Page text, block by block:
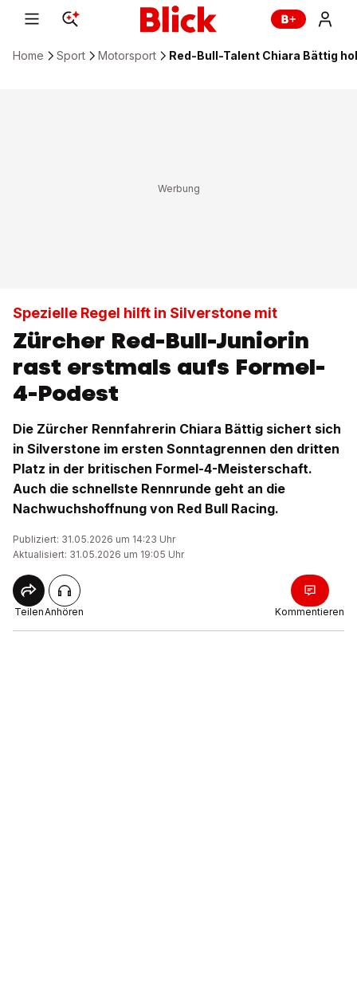
Home Sport Motorsport Red-Bull-Talent Chiara Bättig
Spezielle Regel hilft in Silverstone mit
Zürcher Red-Bull-Juniorin
rast erstmals aufs Formel-
4-Podest
Die Zürcher Rennfahrerin Chiara Bättig sichert sich
in Silverstone im ersten Sonntagrennen den dritten
Platz in der britischen Formel-4-Meisterschaft.
Auch die schnellste Rennrunde geht an die
Nachwuchshoffnung von Red Bull Racing.
Publiziert: 31.05.2026 um 14:23 Uhr
Aktualisiert: 31.05.2026 um 19:05 Uhr
TeilenAnhören Kommentieren